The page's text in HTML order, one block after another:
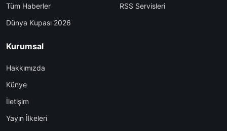
Tüm Haberler
Dünya Kupası 2026
RSS Servisleri
Kurumsal
Hakkımızda
Künye
İletişim
Yayın İlkeleri